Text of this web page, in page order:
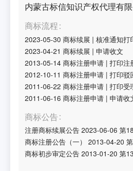
内蒙古标信知识产权代理有
商标流程
2023-05-30 商标续展 |核准通知打
2023-04-21 商标续展 |申请收文
2013-05-14 商标注册申请 |打印注
2012-10-11 商标注册申请 |打印驳
2011-06-22 商标注册申请 |打印受
2011-06-16 商标注册申请 |申请收
商标公告
注册商标续展公告 2023-06-06 第
商标注册公告（一）
2013-04-20 第
商标初步审定公告 2013-01-20 第